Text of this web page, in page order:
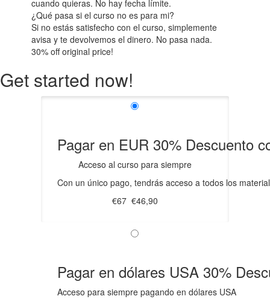
cuando quieras. No hay fecha límite.
¿Qué pasa si el curso no es para mi?
Si no estás satisfecho con el curso, simplemente
avisa y te devolvemos el dinero. No pasa nada.
30% off original price!
Get started now!
Pagar en EUR 30% Descuento
Acceso al curso para siempre
Con un único pago, tendrás acceso a todos los
€67 €46,90
Pagar en dólares USA 30%
Acceso para siempre pagando en dólares USA